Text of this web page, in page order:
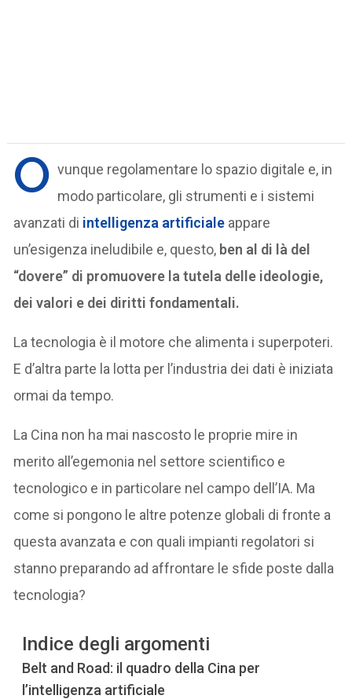
O vunque regolamentare lo spazio digitale e, in
modo particolare, gli strumenti e i sistemi
avanzati di intelligenza artificiale appare
un’esigenza ineludibile e, questo, ben al di là del
“dovere” di promuovere la tutela delle ideologie,
dei valori e dei diritti fondamentali.
La tecnologia è il motore che alimenta i superpoteri.
E d’altra parte la lotta per l’industria dei dati è iniziata
ormai da tempo.
La Cina non ha mai nascosto le proprie mire in
merito all’egemonia nel settore scientifico e
tecnologico e in particolare nel campo dell’IA. Ma
come si pongono le altre potenze globali di fronte a
questa avanzata e con quali impianti regolatori si
stanno preparando ad affrontare le sfide poste dalla
tecnologia?
Indice degli argomenti
Belt and Road: il quadro della Cina per
l’intelligenza artificiale